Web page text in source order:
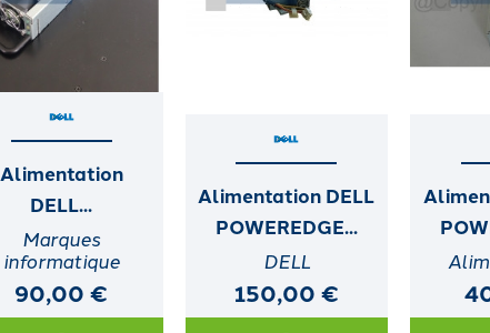
Alimentation
DELL...
Marques
informatique
90,00 €
Alimentation DELL
POWEREDGE...
DELL
150,00 €